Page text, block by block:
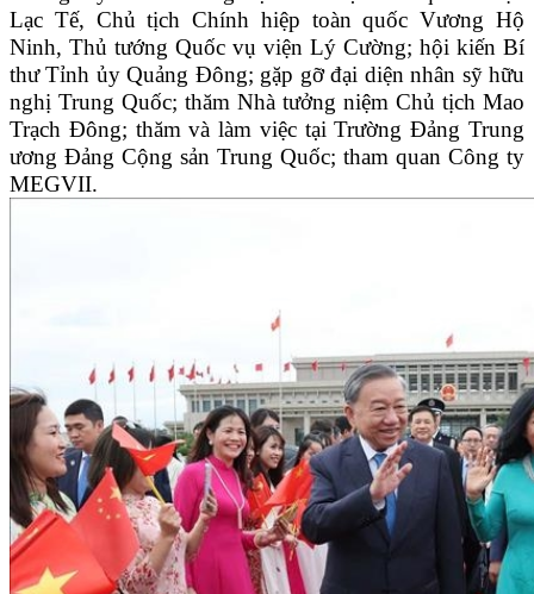
Lạc Tế, Chủ tịch Chính hiệp toàn quốc Vương Hộ
Ninh, Thủ tướng Quốc vụ viện Lý Cường; hội kiến Bí
thư Tỉnh ủy Quảng Đông; gặp gỡ đại diện nhân sỹ hữu
nghị Trung Quốc; thăm Nhà tưởng niệm Chủ tịch Mao
Trạch Đông; thăm và làm việc tại Trường Đảng Trung
ương Đảng Cộng sản Trung Quốc; tham quan Công ty
MEGVII.